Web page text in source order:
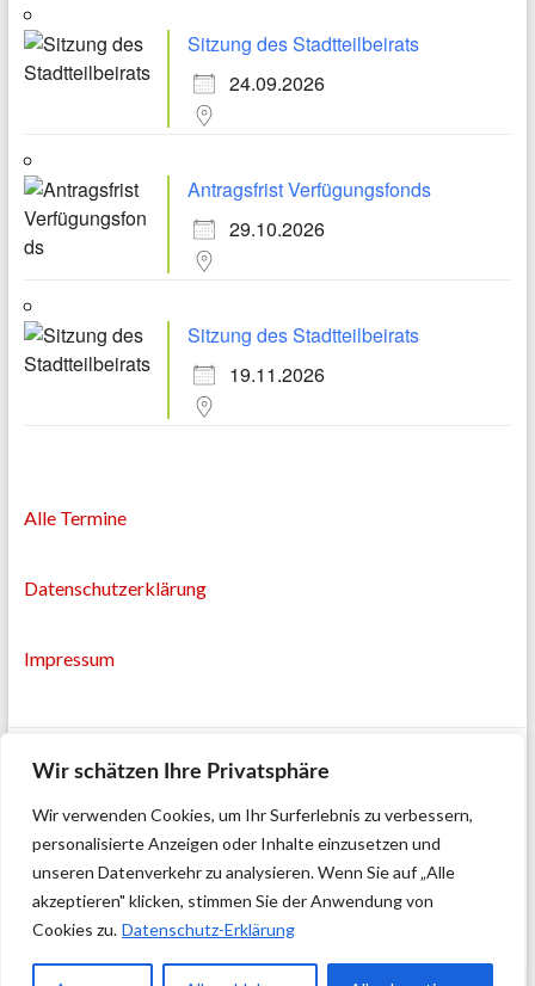
Wir schätzen Ihre Privatsphäre
Wir verwenden Cookies, um Ihr Surferlebnis zu verbessern,
personalisierte Anzeigen oder Inhalte einzusetzen und
unseren Datenverkehr zu analysieren. Wenn Sie auf „Alle
akzeptieren" klicken, stimmen Sie der Anwendung von
Cookies zu. Datenschutz-Erklärung
Sitzung des Stadtteilbeirats
24.09.2026
Antragsfrist Verfügungsfonds
29.10.2026
Sitzung des Stadtteilbeirats
19.11.2026
Alle Termine
Datenschutzerklärung
Impressum